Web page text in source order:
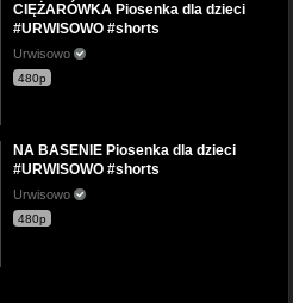
CIĘŻARÓWKA Piosenka dla dzieci
#URWISOWO #shorts
Urwisowo
480p
NA BASENIE Piosenka dla dzieci
#URWISOWO #shorts
Urwisowo
480p